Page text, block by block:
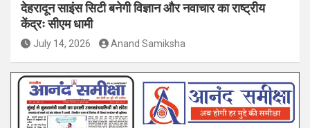
देहरादून साइंस सिटी बनेगी विज्ञान और नवाचार का राष्ट्रीय
केंद्रः सीएम धामी
July 14, 2026 Anand Samiksha